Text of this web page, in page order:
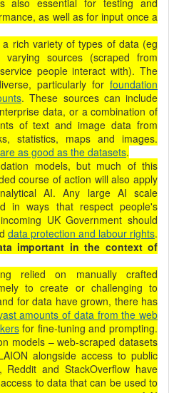
as well as for input once a
rich variety of types of data (eg
sources (scraped from
people interact with). The
particularly for foundation
. These sources can include
data, or a combination of
of text and image data from
statistics, maps and images.
as good as the datasets.
models, but much of this
course of action will also apply
AI. Any large AI scale
in ways that respect people's
UK Government should
data protection and labour rights.
important in the context of
relied on manually crafted
to create or challenging to
for data have grown, there has
amounts of data from the web
for fine-tuning and prompting.
models – web-scraped datasets
alongside access to public
and StackOverflow have
to data that can be used to